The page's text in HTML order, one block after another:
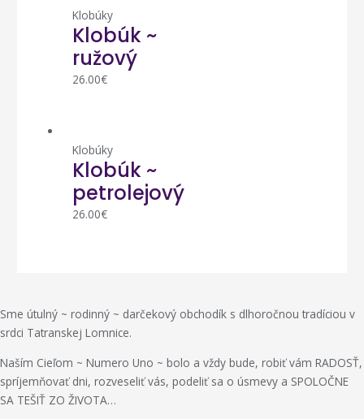
Klobúky
Klobúk ~
ružový
26.00€
Klobúky
Klobúk ~
petrolejový
26.00€
Sme útulný ~ rodinný ~ darčekový obchodík s dlhoročnou tradíciou v
srdci Tatranskej Lomnice.
Naším Cieľom ~ Numero Uno ~ bolo a vždy bude, robiť vám RADOSŤ,
spríjemňovať dni, rozveseliť vás, podeliť sa o úsmevy a SPOLOČNE
SA TEŠIŤ ZO ŽIVOTA…